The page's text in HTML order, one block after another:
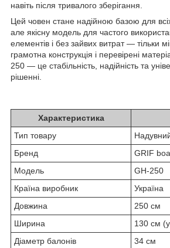
навіть після тривалого зберігання.
Цей човен стане надійною базою для
але якісну модель для частого
елементів і без зайвих витрат — тільки
грамотна конструкція і перевірені
250 — це стабільність, надійність та
рішенні.
Характеристика
Тип товару
Бренд
GRIF
Модель
GH-250
Країна виробник
Україна
Довжина
250 см
Ширина
130 см
Діаметр балонів
34 см